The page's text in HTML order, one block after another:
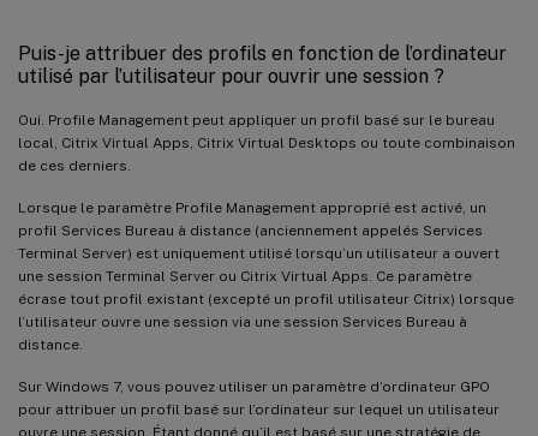
Puis-je attribuer des profils en fonction de l’ordinateur
utilisé par l’utilisateur pour ouvrir une session ?
Oui. Profile Management peut appliquer un profil basé sur le bureau
local, Citrix Virtual Apps, Citrix Virtual Desktops ou toute combinaison
de ces derniers.
Lorsque le paramètre Profile Management approprié est activé, un
profil Services Bureau à distance (anciennement appelés Services
Terminal Server) est uniquement utilisé lorsqu’un utilisateur a ouvert
une session Terminal Server ou Citrix Virtual Apps. Ce paramètre
écrase tout profil existant (excepté un profil utilisateur Citrix) lorsque
l’utilisateur ouvre une session via une session Services Bureau à
distance.
Sur Windows 7, vous pouvez utiliser un paramètre d’ordinateur GPO
pour attribuer un profil basé sur l’ordinateur sur lequel un utilisateur
ouvre une session. Étant donné qu’il est basé sur une stratégie de